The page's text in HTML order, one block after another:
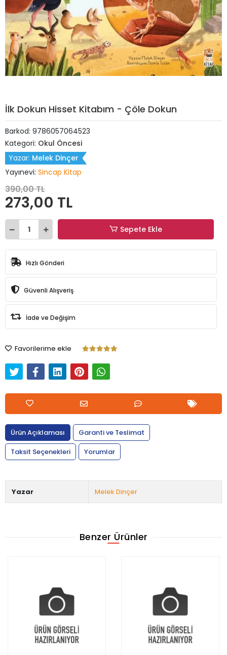
İlk Dokun Hisset Kitabım - Çöle Dokun
Barkod: 9786057064523
Kategori: Okul Öncesi
Yazar: Melek Dinçer
Yayınevi: Sincap Kitap
390,00 TL
273,00 TL
Sepete Ekle
Hızlı Gönderi
Güvenli Alışveriş
İade ve Değişim
Favorilerime ekle
Ürün Açıklaması
Garanti ve Teslimat
Taksit Seçenekleri
Yorumlar
Yazar Melek Dinçer
Benzer Ürünler